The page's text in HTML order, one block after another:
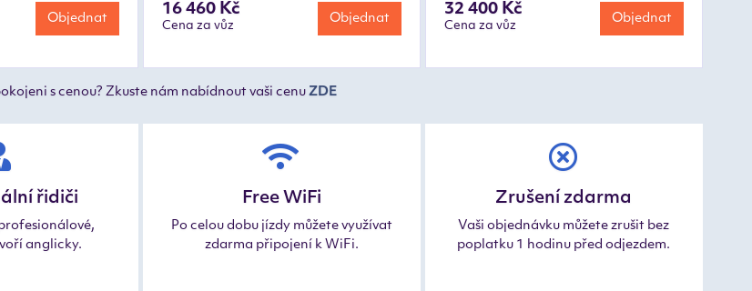
Objednat
16 460 Kč
Cena za vůz
Objednat
32 400 Kč
Cena za vůz
Objednat
s cenou? Zkuste nám nabídnout vaši cenu ZDE
řidiči
anglicky.
Free WiFi
Po celou dobu jízdy můžete využívat
zdarma připojení k WiFi.
Zrušení zdarma
Vaši objednávku můžete zrušit bez
poplatku 1 hodinu před odjezdem.